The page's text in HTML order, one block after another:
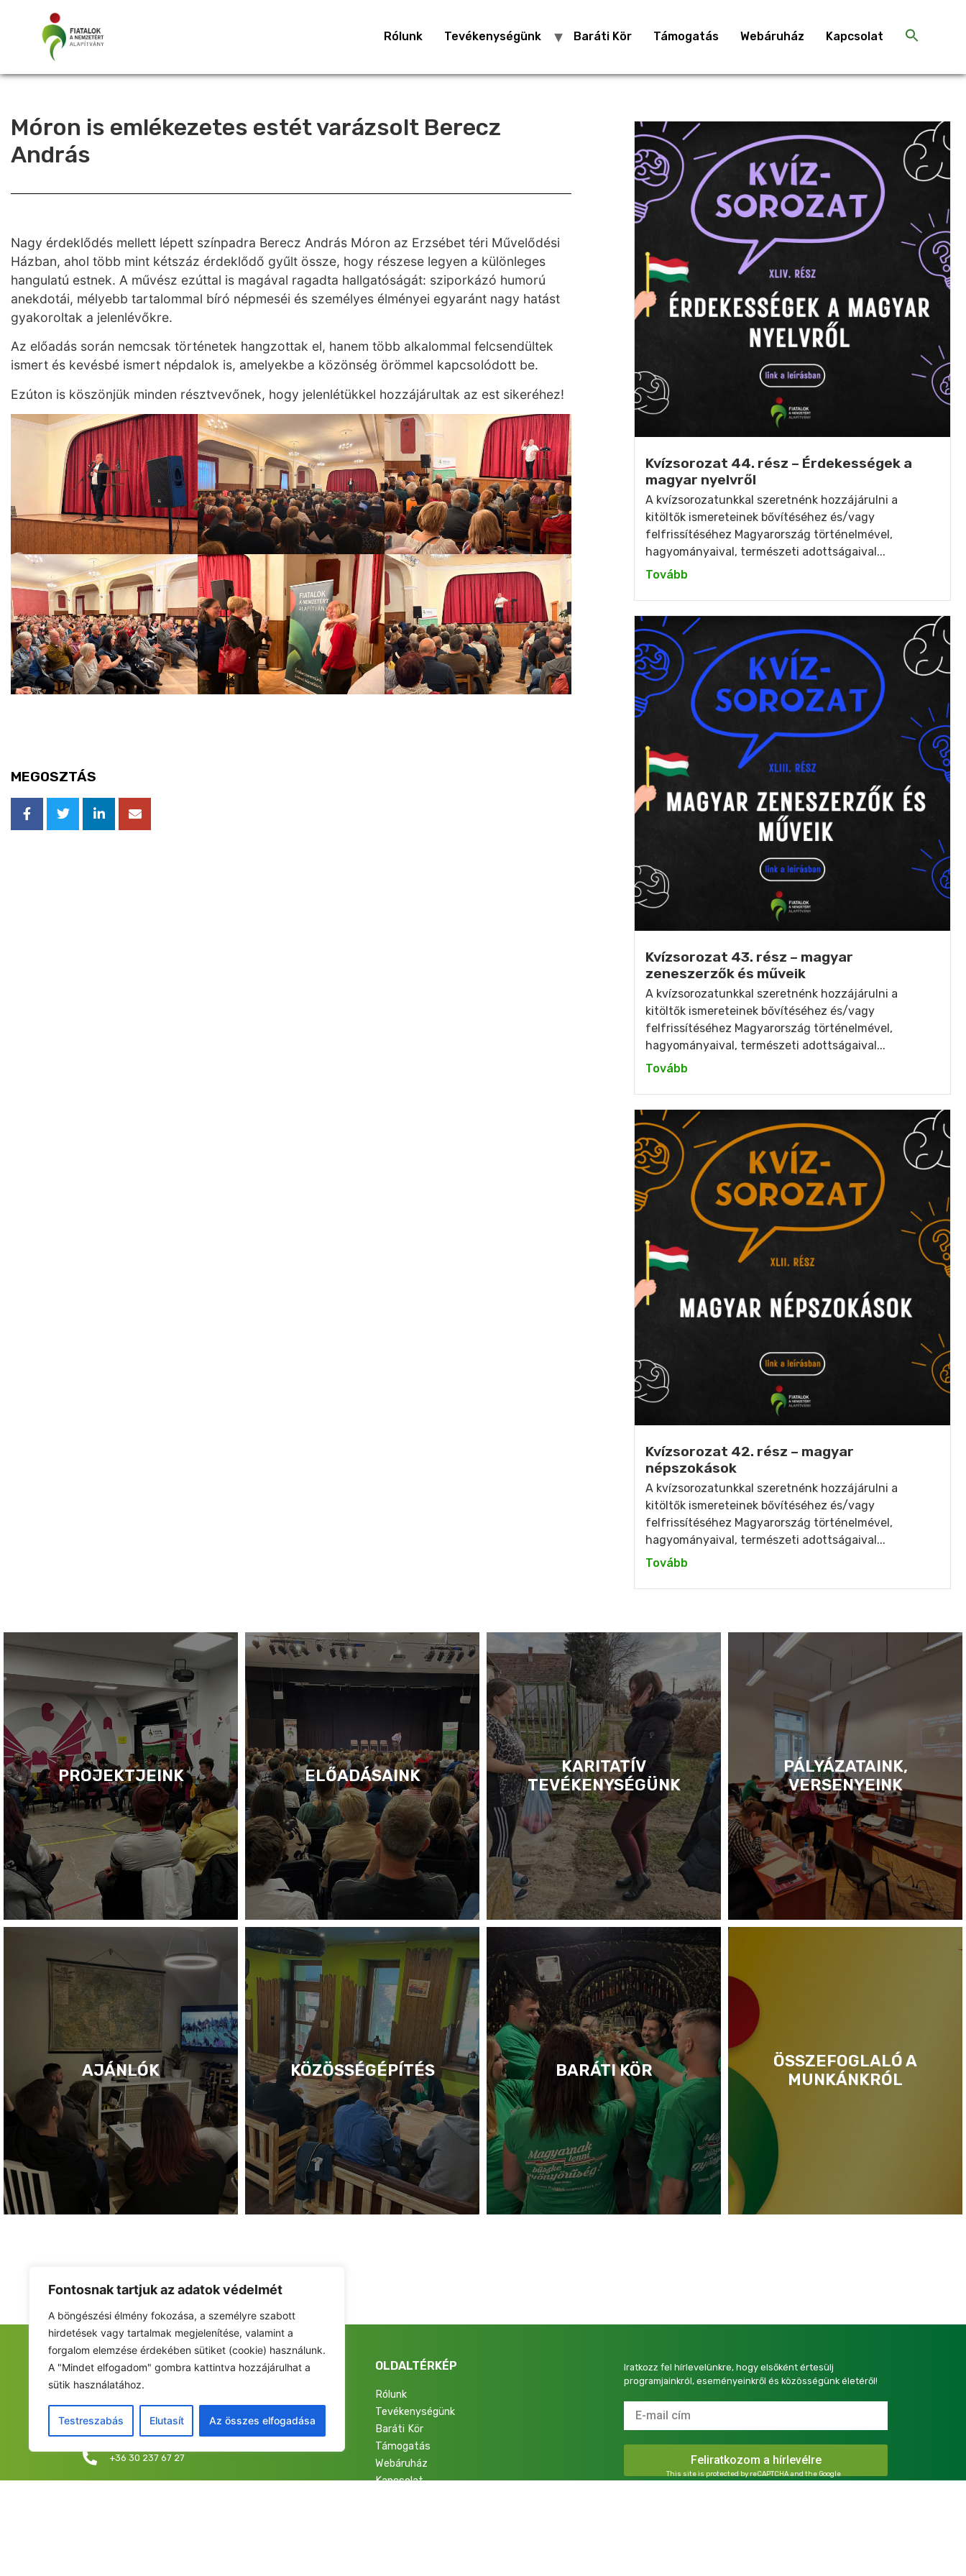
Fontosnak tartjuk az adatok védelmét
A böngészési élmény fokozása, a személyre szabott
hirdetések vagy tartalmak megjelenítése, valamint a
forgalom elemzése érdekében sütiket (cookie) használunk.
A "Mindet elfogadom" gombra kattintva hozzájárulhat a
sütik használatához.
Testreszabás Elutasít Az összes elfogadása
Rólunk Tevékenységünk Baráti Kör Támogatás Webáruház Kapcsolat
Móron is emlékezetes estét varázsolt Berecz
András
Nagy érdeklődés mellett lépett színpadra Berecz András Móron az Erzsébet téri Művelődési
Házban, ahol több mint kétszáz érdeklődő gyűlt össze, hogy részese legyen a különleges
hangulatú estnek. A művész ezúttal is magával ragadta hallgatóságát: sziporkázó humorú
anekdotái, mélyebb tartalommal bíró népmeséi és személyes élményei egyaránt nagy hatást
gyakoroltak a jelenlévőkre.
Az előadás során nemcsak történetek hangzottak el, hanem több alkalommal felcsendültek
ismert és kevésbé ismert népdalok is, amelyekbe a közönség örömmel kapcsolódott be.
Ezúton is köszönjük minden résztvevőnek, hogy jelenlétükkel hozzájárultak az est sikeréhez!
MEGOSZTÁS
Kvízsorozat 44. rész – Érdekességek a
magyar nyelvről
A kvízsorozatunkkal szeretnénk hozzájárulni a
kitöltők ismereteinek bővítéséhez és/vagy
felfrissítéséhez Magyarország történelmével,
hagyományaival, természeti adottságaival...
Tovább
Kvízsorozat 43. rész – magyar
zeneszerzők és műveik
A kvízsorozatunkkal szeretnénk hozzájárulni a
kitöltők ismereteinek bővítéséhez és/vagy
felfrissítéséhez Magyarország történelmével,
hagyományaival, természeti adottságaival...
Tovább
Kvízsorozat 42. rész – magyar
népszokások
A kvízsorozatunkkal szeretnénk hozzájárulni a
kitöltők ismereteinek bővítéséhez és/vagy
felfrissítéséhez Magyarország történelmével,
hagyományaival, természeti adottságaival...
Tovább
PROJEKTJEINK ELŐADÁSAINK
KARITATÍV
TEVÉKENYSÉGÜNK
PÁLYÁZATAINK,
VERSENYEINK
AJÁNLÓK KÖZÖSSÉGÉPÍTÉS BARÁTI KÖR
ÖSSZEFOGLALÓ A
MUNKÁNKRÓL
FIATALOK A NEMZETÉRT ALAPÍTVÁNY
Levelezési cím/iroda: 1053 Budapest, Curia utca 4.
info@fiatalokanemzetert.hu
+36 30 237 67 27
OLDALTÉRKÉP
Rólunk
Tevékenységünk
Baráti Kör
Támogatás
Webáruház
Kapcsolat
Iratkozz fel hírlevelünkre, hogy elsőként értesülj
programjainkról, eseményeinkről és közösségünk életéről!
This site is protected by reCAPTCHA and the Google